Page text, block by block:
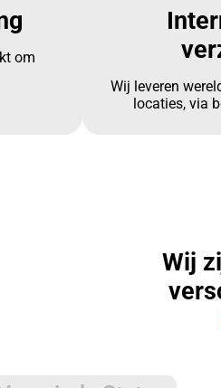
om
Wij leveren
locaties, via
Wij